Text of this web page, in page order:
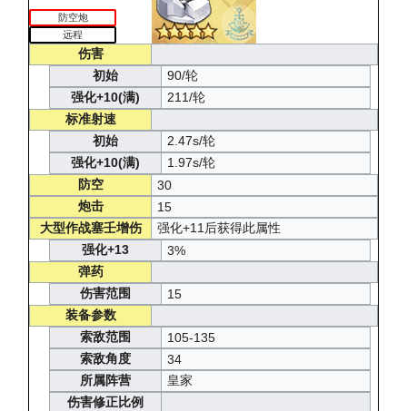
防空炮
远程
伤害
初始
90/轮
强化+10(满)
211/轮
标准射速
初始
2.47s/轮
强化+10(满)
1.97s/轮
防空
30
炮击
15
大型作战塞壬增伤
强化+11后获得此属性
强化+13
3%
弹药
伤害范围
15
装备参数
索敌范围
105-135
索敌角度
34
所属阵营
皇家
伤害修正比例